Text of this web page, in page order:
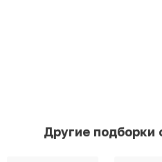
Другие подборки